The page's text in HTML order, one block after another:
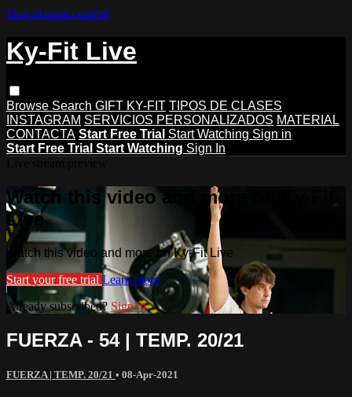
Skip to main content
Ky-Fit Live
Browse Search GIFT KY-FIT TIPOS DE CLASES
INSTAGRAM SERVICIOS PERSONALIZADOS MATERIAL
CONTACTA Start Free Trial Start Watching Sign in
Start Free Trial Start Watching Sign In
Watch this video and more on Ky-Fit
Live
Watch this video and more on Ky-Fit Live
Start your free trial Learn more
Already subscribed? Sign in
FUERZA - 54 | TEMP. 20/21
FUERZA | TEMP. 20/21 • 08-Apr-2021